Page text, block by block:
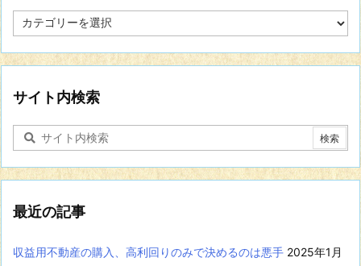
定
分
に
関
す
記
事
を
示
サイト内検索
最近の記事
収益用不動産の購入、高利回りのみで決めるのは悪手 2025年1月